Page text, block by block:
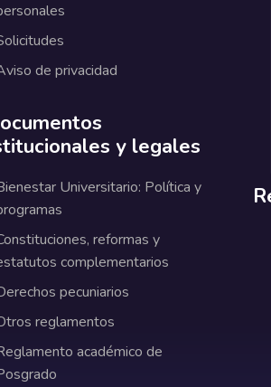
de privacidad
y legales
Universitario: Política y
reformas y
complementarios
pecuniarios
reglamentos
académico de